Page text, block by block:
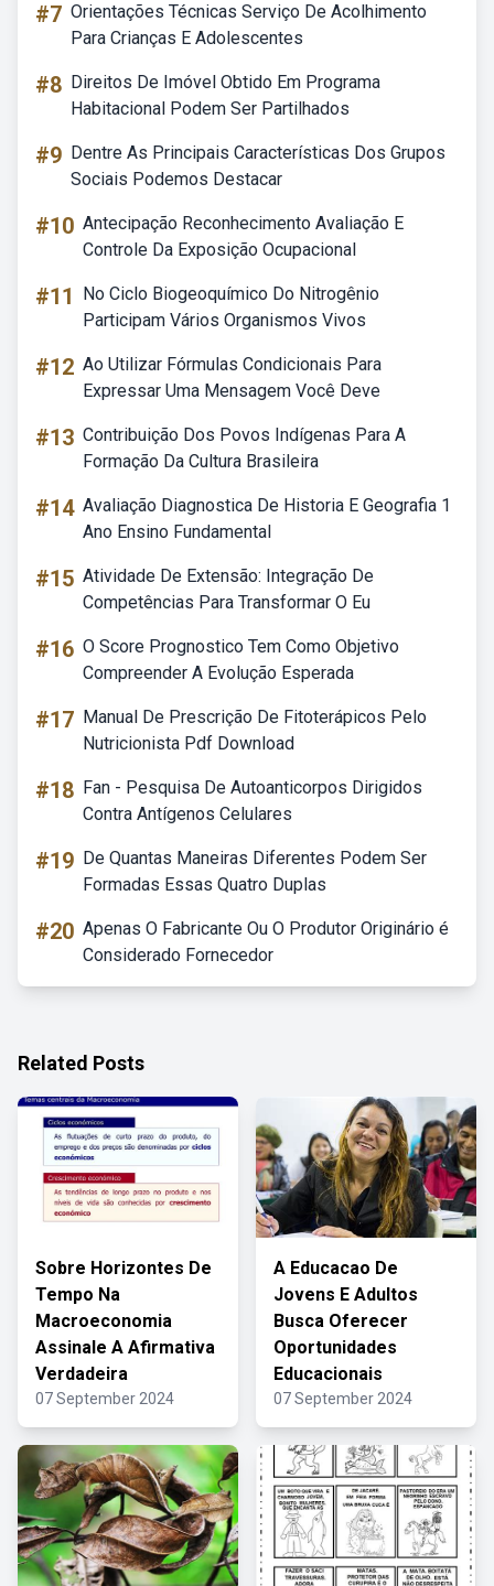
#7 Orientações Técnicas Serviço De Acolhimento
Para Crianças E Adolescentes
#8 Direitos De Imóvel Obtido Em Programa
Habitacional Podem Ser Partilhados
#9 Dentre As Principais Características Dos Grupos
Sociais Podemos Destacar
#10 Antecipação Reconhecimento Avaliação E
Controle Da Exposição Ocupacional
#11
No Ciclo Biogeoquímico Do Nitrogênio
Participam Vários Organismos Vivos
#12 Ao Utilizar Fórmulas Condicionais Para
Expressar Uma Mensagem Você Deve
#13 Contribuição Dos Povos Indígenas Para A
Formação Da Cultura Brasileira
#14 Avaliação Diagnostica De Historia E Geografia 1
Ano Ensino Fundamental
#15 Atividade De Extensão: Integração De
Competências Para Transformar O Eu
#16 O Score Prognostico Tem Como Objetivo
Compreender A Evolução Esperada
#17 Manual De Prescrição De Fitoterápicos Pelo
Nutricionista Pdf Download
#18 Fan - Pesquisa De Autoanticorpos Dirigidos
Contra Antígenos Celulares
#19 De Quantas Maneiras Diferentes Podem Ser
Formadas Essas Quatro Duplas
#20 Apenas O Fabricante Ou O Produtor Originário é
Considerado Fornecedor
Related Posts
Sobre Horizontes De
Tempo Na
Macroeconomia
Assinale A Afirmativa
Verdadeira
07 September 2024
A Educacao De
Jovens E Adultos
Busca Oferecer
Oportunidades
Educacionais
07 September 2024